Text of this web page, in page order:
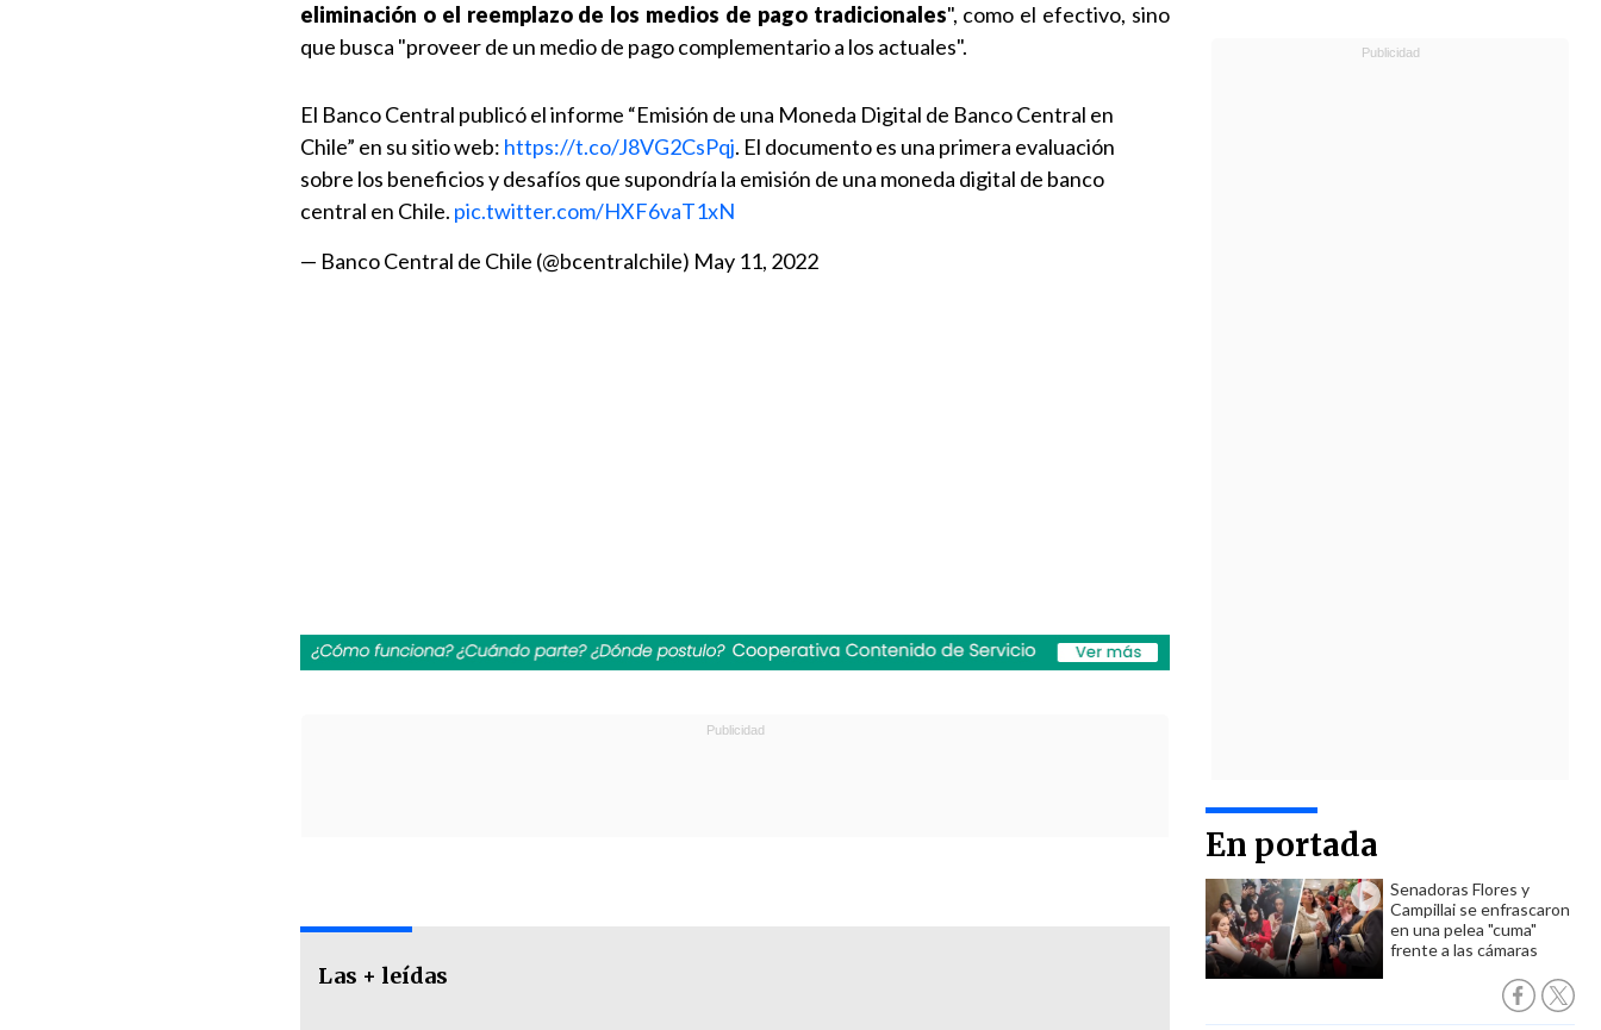
En portada
Senadoras Flores y
Campillai se enfrascaron
en una pelea "cuma"
frente a las cámaras
eliminación o el reemplazo de los medios de pago tradicionales", como el efectivo, sino
que busca "proveer de un medio de pago complementario a los actuales".
El Banco Central publicó el informe “Emisión de una Moneda Digital de Banco Central en
Chile” en su sitio web: https://t.co/J8VG2CsPqj. El documento es una primera evaluación
sobre los beneficios y desafíos que supondría la emisión de una moneda digital de banco
central en Chile. pic.twitter.com/HXF6vaT1xN
— Banco Central de Chile (@bcentralchile) May 11, 2022
Las + leídas